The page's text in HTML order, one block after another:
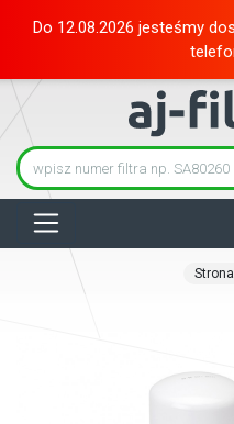
Do 12.08.2026 jesteśmy